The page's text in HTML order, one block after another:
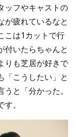
ッフやキャストの
が疲れているなと
こは1カットで行
付いたらちゃんと
りも芝居が好きで
「こうしたい」と
と「分かった。
。